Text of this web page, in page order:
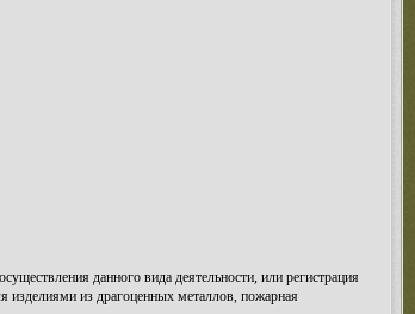
данного вида деятельности, или регистрация
изделиями из драгоценных металлов, пожарная